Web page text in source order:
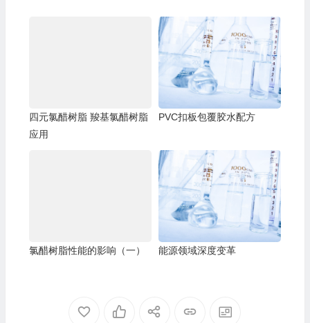
四元氯醋树脂 羧基氯醋树脂
应用
PVC扣板包覆胶水配方
氯醋树脂性能的影响（一） 能源领域深度变革